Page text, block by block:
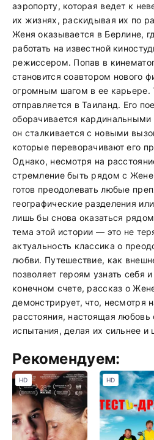
аэропорту, которая ведет к
их жизнях, раскидывая их по
Женя оказывается в Берлине,
работать на известной
режиссером. Попав в
становится соавтором нового
огромным шагом в ее карьере.
отправляется в Таиланд. Его
оборачивается
он сталкивается с новыми
которые переворачивают его
Однако, несмотря на
стремление быть рядом с
готов преодолевать любые
географические разделения
лишь бы снова оказаться
тема этой истории — это не
актуальность классика о
любви. Путешествие, как
позволяет героям узнать себя
конечном счете, рассказ о
демонстрирует, что, несмотря
расстояния, настоящая
испытания, делая их сильнее и
Рекомендуем:
HD HD